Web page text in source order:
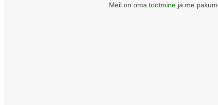
Meil on oma tootmine ja me